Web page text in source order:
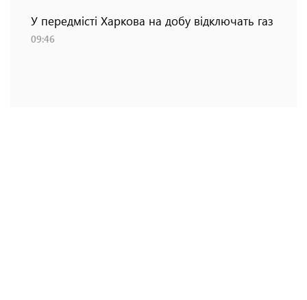
У передмісті Харкова на добу відключать газ
09:46